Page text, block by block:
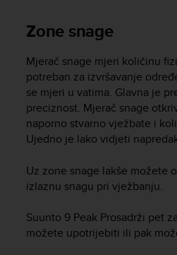
Zone snage
Mjerač snage mjeri količinu
potreban za izvršavanje
se mjeri u vatima. Glavna je
preciznost. Mjerač snage
naporno stvarno vježbate i
Ujedno je lako vidjeti
Uz zone snage lakše možete
izlaznu snagu pri vježbanju.
Suunto 9 Peak Prosadrži pet
možete upotrijebiti ili pak